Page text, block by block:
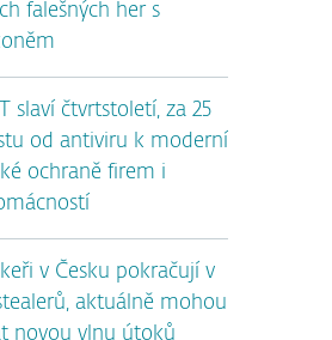
falešných her s
slaví čtvrtstoletí, za 25
od antiviru k moderní
ochraně firem i
v Česku pokračují v
aktuálně mohou
novou vlnu útoků